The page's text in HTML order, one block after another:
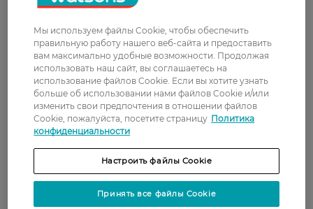
Страна-производитель:
Рейтинг и отзывы
0
З 0 відгуків
0 відгуків
Доставка
Новая почта
Мы используем файлы Cookie, чтобы обеспечить
правильную работу нашего веб-сайта и предоставить
вам максимально удобные возможности. Продолжая
использовать наш сайт, вы соглашаетесь на
использование файлов Cookie. Если вы хотите узнать
больше об использовании нами файлов Cookie и/или
изменить свои предпочтения в отношении файлов
Cookie, пожалуйста, посетите страницу Политика
конфиденциальности
Настроить файлы Cookie
Принять все файлы Cookie